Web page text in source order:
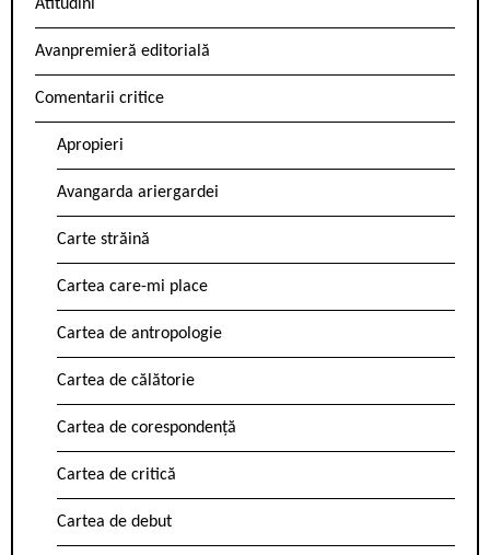
Atitudini
Avanpremieră editorială
Comentarii critice
Apropieri
Avangarda ariergardei
Carte străină
Cartea care-mi place
Cartea de antropologie
Cartea de călătorie
Cartea de corespondență
Cartea de critică
Cartea de debut